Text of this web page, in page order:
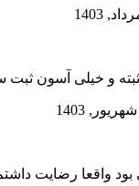
و خیلی آسون
واقعا رضایت